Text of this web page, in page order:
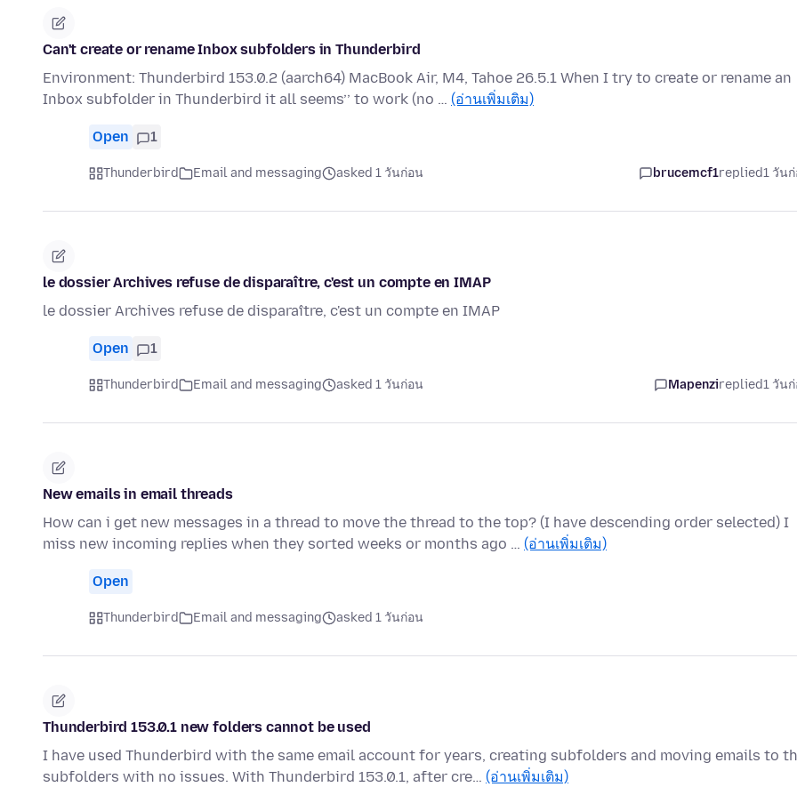
Can't create or rename Inbox subfolders in Thunderbird
Environment: Thunderbird 153.0.2 (aarch64) MacBook Air, M4, Tahoe 26.5.1 When I try to create or rename an
Inbox subfolder in Thunderbird it all seems’’ to work (no … (อ่านเพิ่มเติม)
Open 1
Thunderbird Email and messaging asked 1 วันก่อน brucemcf1replied1 วัน
le dossier Archives refuse de disparaître, c'est un compte en IMAP
le dossier Archives refuse de disparaître, c'est un compte en IMAP
Open 1
Thunderbird Email and messaging asked 1 วันก่อน Mapenzireplied1 วัน
New emails in email threads
How can i get new messages in a thread to move the thread to the top? (I have descending order selected) I
miss new incoming replies when they sorted weeks or months ago … (อ่านเพิ่มเติม)
Open
Thunderbird Email and messaging asked 1 วันก่อน
Thunderbird 153.0.1 new folders cannot be used
I have used Thunderbird with the same email account for years, creating subfolders and moving emails to
subfolders with no issues. With Thunderbird 153.0.1, after cre… (อ่านเพิ่มเติม)